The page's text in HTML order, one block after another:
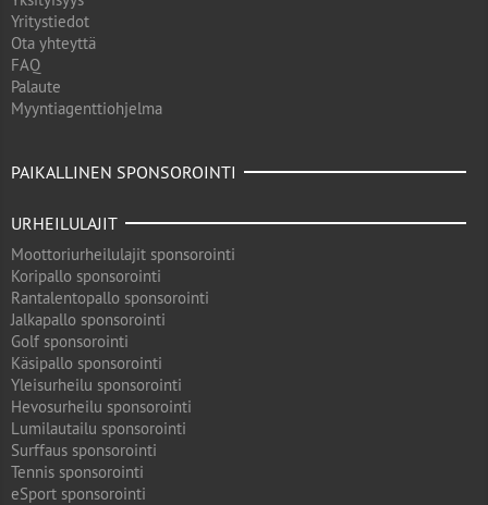
Yritystiedot
Ota yhteyttä
FAQ
Palaute
Myyntiagenttiohjelma
PAIKALLINEN SPONSOROINTI
URHEILULAJIT
Moottoriurheilulajit sponsorointi
Koripallo sponsorointi
Rantalentopallo sponsorointi
Jalkapallo sponsorointi
Golf sponsorointi
Käsipallo sponsorointi
Yleisurheilu sponsorointi
Hevosurheilu sponsorointi
Lumilautailu sponsorointi
Surffaus sponsorointi
Tennis sponsorointi
eSport sponsorointi